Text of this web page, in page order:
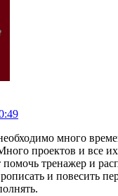
много
проектов и все их
тренажер и
и повесить